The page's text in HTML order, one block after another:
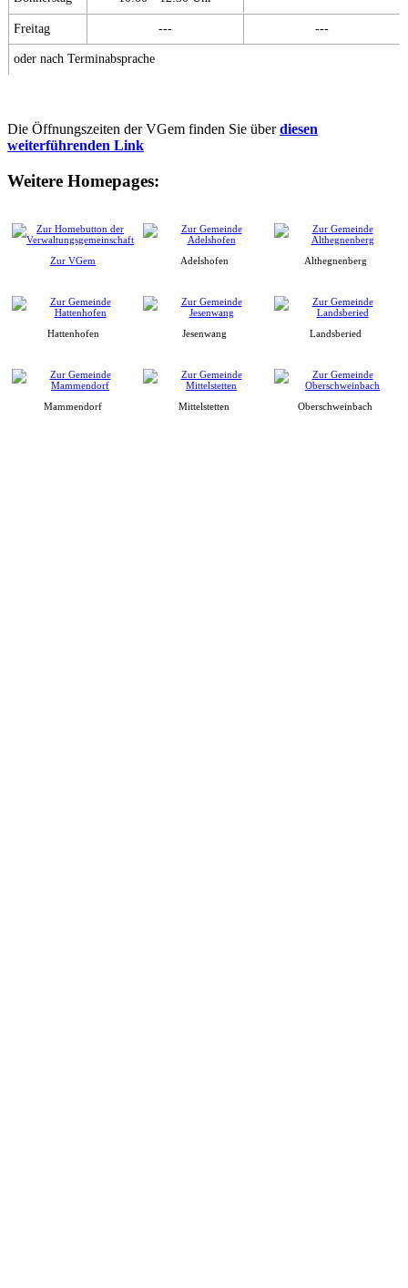
Freitag --- ---
oder nach Terminabsprache
Die Öffnungszeiten der VGem finden Sie überdiesen
weiterführenden Link
Weitere Homepages:
Zur VGem Adelshofen Althegnenberg
Hattenhofen Jesenwang Landsberied
Mammendorf Mittelstetten Oberschweinbach